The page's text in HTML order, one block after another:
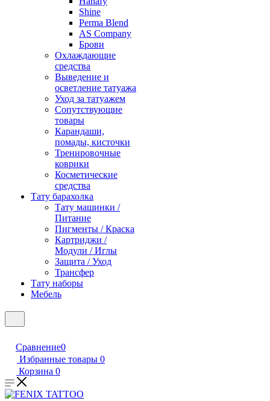
Shine
Perma Blend
AS Company
Брови
Охлаждающие
средства
Выведение и
осветление татуажа
Уход за татуажем
Сопутствующие
товары
Карандаши,
помады, кисточки
Тренировочные
коврики
Косметические
средства
Тату барахолка
Тату машинки /
Питание
Пигменты / Краска
Картриджи /
Модули / Иглы
Защита / Уход
Трансфер
Тату наборы
Мебель
Сравнение0
Избранные товары 0
Корзина 0